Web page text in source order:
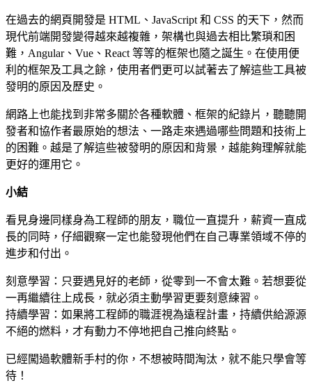
在過去的網頁開發是 HTML、JavaScript 和 CSS 的天下，然而
現代前端開發變得越來越複雜，架構也與過去相比繁瑣和困
難，Angular、Vue、React 等等的框架也隨之誕生。在使用便
利的框架及工具之餘，使用者們更可以試著去了解這些工具被
發明的原因及歷史。
網路上也能找到非常多關於各種軟體、框架的紀錄片，聽聽開
發者和協作者最原始的想法、一路走來遇過哪些問題和技術上
的困難。越是了解這些被發明的原因和背景，越能夠理解就能
更好的運用它。
小結
看見身邊同樣身為工程師的朋友，職位一直提升，薪資一直成
長的同時，仔細觀察一定也能發現他們在自己專業領域不停的
進步和付出。
刻意學習：只要遇見好的老師，從零到一不會太難。若想要從
一再繼續往上成長，就必須主動學習更要刻意練習。
持續學習：如果將工程師的職涯視為遠程計畫，持續供給源源
不絕的燃料，才有動力不停地把自己推向終點。
已經闖過軟體新手村的你，不想被時間淘汰，就不能只學會等
待！